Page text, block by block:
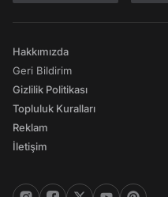
Hakkımızda
Geri Bildirim
Gizlilik Politikası
Topluluk Kuralları
Reklam
İletişim